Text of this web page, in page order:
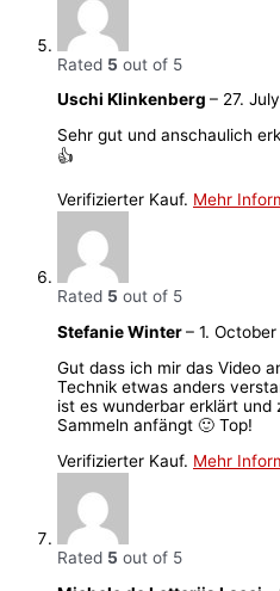
Rated 5 out of 5
Uschi Klinkenberg – 27.
Sehr gut und anschaulich
👍
Verifizierter Kauf. Mehr
Rated 5 out of 5
Stefanie Winter– 1.
Gut dass ich mir das Video
Technik etwas anders
ist es wunderbar erklärt und
Sammeln anfängt 🙂 Top!
Verifizierter Kauf. Mehr
Rated 5 out of 5